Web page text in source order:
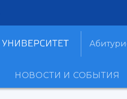
НОВОСТИ И СОБЫТИЯ